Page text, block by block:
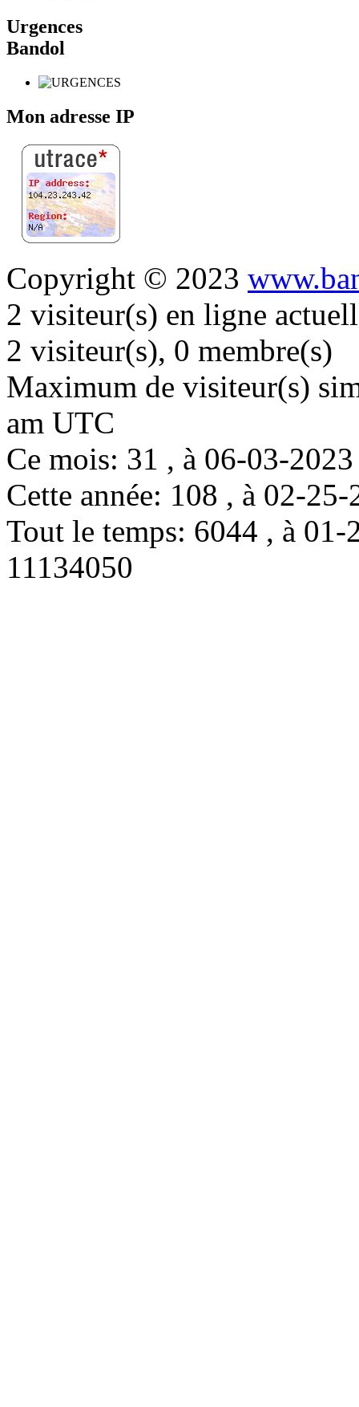
Urgences
Bandol
Mon adresse IP
Copyright © 2023
2 visiteur(s) en ligne
2 visiteur(s), 0 membre(s)
Maximum de visiteur(s)
am UTC
Ce mois: 31 , à 06-03-
Cette année: 108 , à 02-
Tout le temps: 6044 , à
11134050